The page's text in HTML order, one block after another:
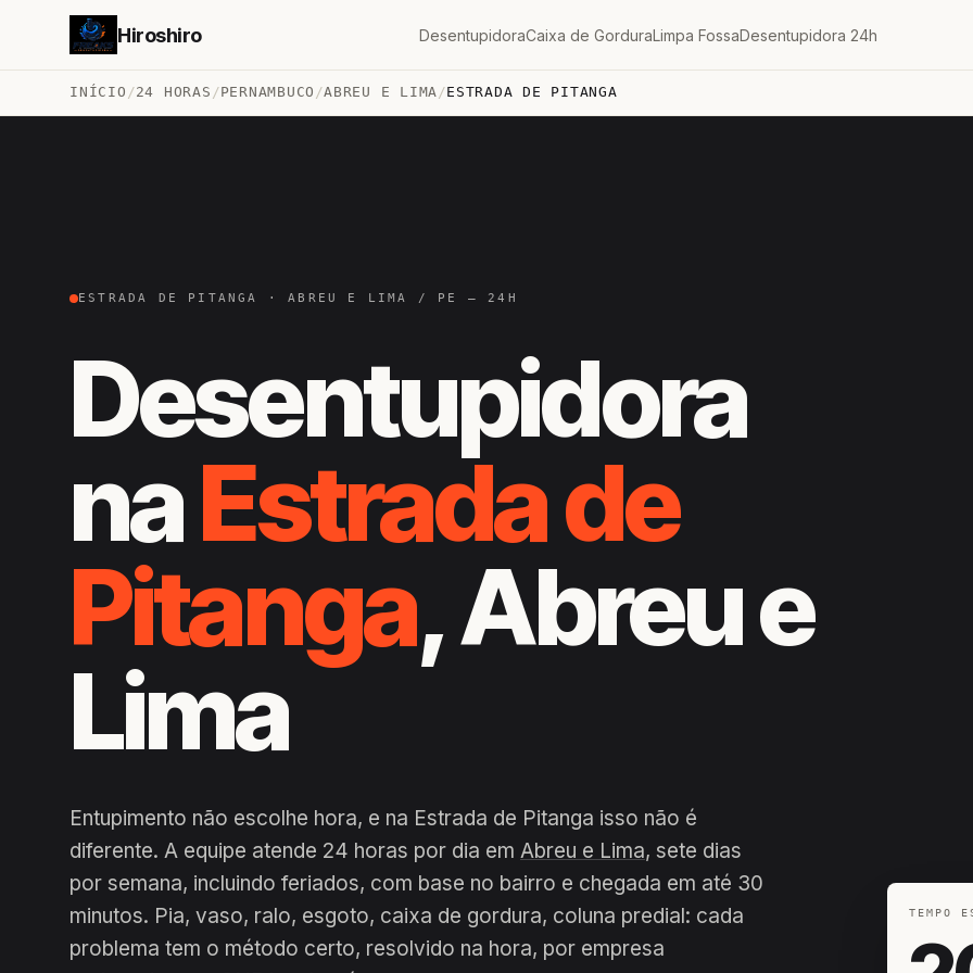
Hiroshiro DesentupidoraCaixa de GorduraLimpa FossaDesentupidora 24h
INÍCIO /24 HORAS /PERNAMBUCO /ABREU E LIMA /ESTRADA DE PITANGA
ESTRADA DE PITANGA · ABREU E LIMA / PE — 24H
Desentupidora
naEstrada de
Pitanga, Abreu e
Lima
Entupimento não escolhe hora, e na Estrada de Pitanga isso não é
diferente. A equipe atende 24 horas por dia em Abreu e Lima, sete dias
por semana, incluindo feriados, com base no bairro e chegada em até 30
minutos. Pia, vaso, ralo, esgoto, caixa de gordura, coluna predial: cada
problema tem o método certo, resolvido na hora, por empresa
TEMPO